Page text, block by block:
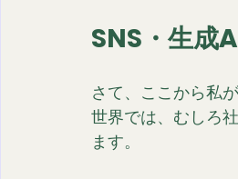
SNS・生成
さて、ここから私
世界では、むしろ
ます。